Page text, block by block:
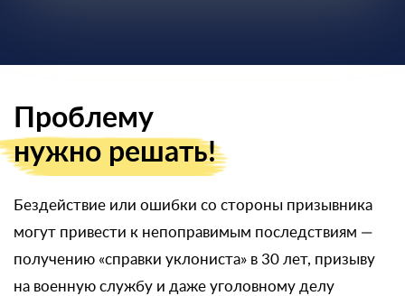
Проблему
нужно решать!
Бездействие или ошибки со стороны призывника
могут привести к непоправимым последствиям —
получению «справки уклониста» в 30 лет, призыву
на военную службу и даже уголовному делу